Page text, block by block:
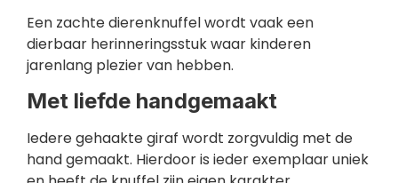
Een zachte dierenknuffel wordt vaak een
dierbaar herinneringsstuk waar kinderen
jarenlang plezier van hebben.
Met liefde handgemaakt
Iedere gehaakte giraf wordt zorgvuldig met de
hand gemaakt. Hierdoor is ieder exemplaar uniek